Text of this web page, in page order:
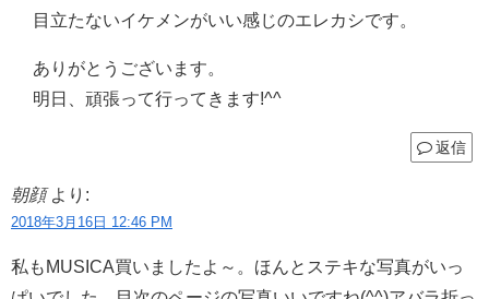
目立たないイケメンがいい感じのエレカシです。
ありがとうございます。
明日、頑張って行ってきます!^^
返信
朝顔 より:
2018年3月16日 12:46 PM
私もMUSICA買いましたよ～。ほんとステキな写真がいっ